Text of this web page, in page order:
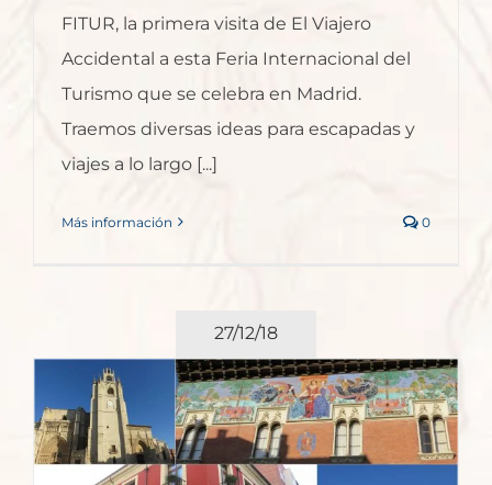
FITUR, la primera visita de El Viajero
Accidental a esta Feria Internacional del
Turismo que se celebra en Madrid.
Traemos diversas ideas para escapadas y
viajes a lo largo [...]
Más información 0
27/12/18